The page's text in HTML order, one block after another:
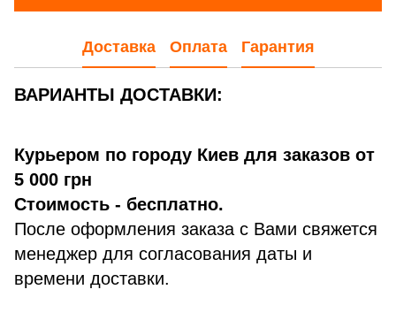
Доставка Оплата Гарантия
ВАРИАНТЫ ДОСТАВКИ:
Курьером по городу Киев для заказов от
5 000 грн
Стоимость - бесплатно.
После оформления заказа с Вами свяжется
менеджер для согласования даты и
времени доставки.